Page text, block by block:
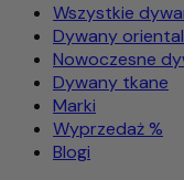
Wszystkie
Dywany
Nowoczesne
Dywany tkane
Marki
Wyprzedaż %
Blogi